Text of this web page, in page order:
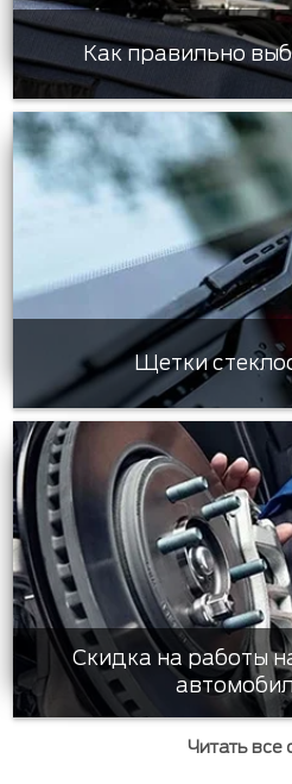
Как правильно
Щетки
Скидка на работы
Читать все